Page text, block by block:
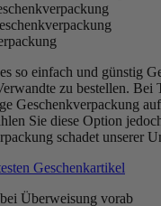
so einfach und günstig
zu bestellen. Bei
Geschenkverpackung
Sie diese Option
schadet unserer
Geschenkartikel